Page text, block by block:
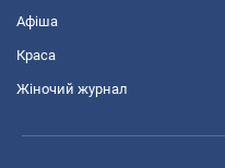
Афіша
Краса
Жіночий журнал